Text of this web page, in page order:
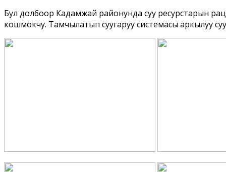
Бул долбоор Кадамжай районунда суу ресурстарын
кошмокчу. Тамчылатып суугаруу системасы аркылуу